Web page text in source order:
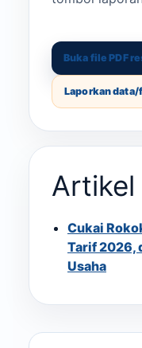
Buka file PDF
Laporkan
Cukai
Tarif 2026,
Usaha